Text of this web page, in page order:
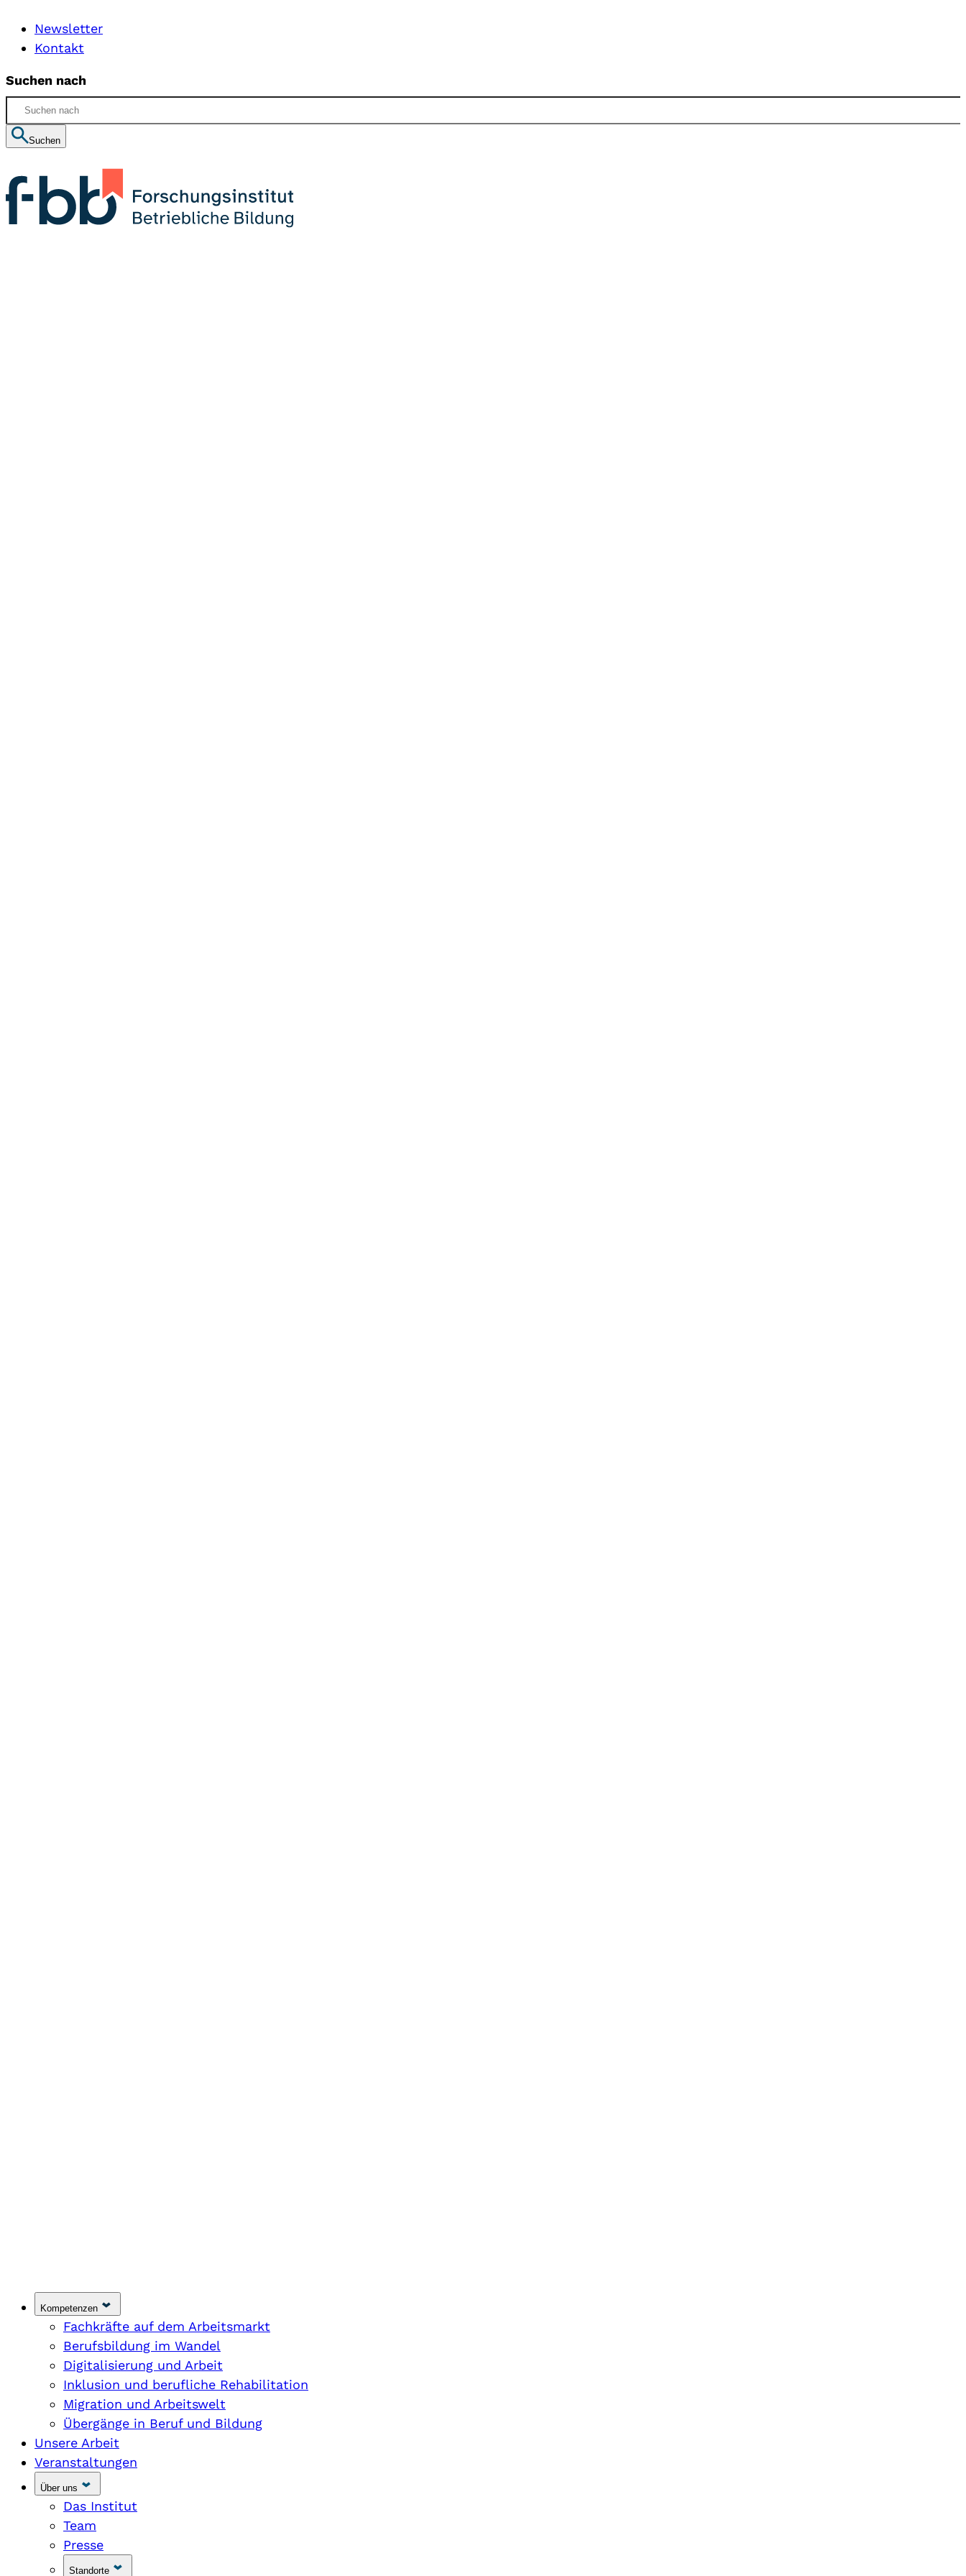
Newsletter
Kontakt
Suchen nach
Suchen
Kompetenzen
Fachkräfte auf dem Arbeitsmarkt
Berufsbildung im Wandel
Digitalisierung und Arbeit
Inklusion und berufliche Rehabilitation
Migration und Arbeitswelt
Übergänge in Beruf und Bildung
Unsere Arbeit
Veranstaltungen
Über uns
Das Institut
Team
Presse
Standorte